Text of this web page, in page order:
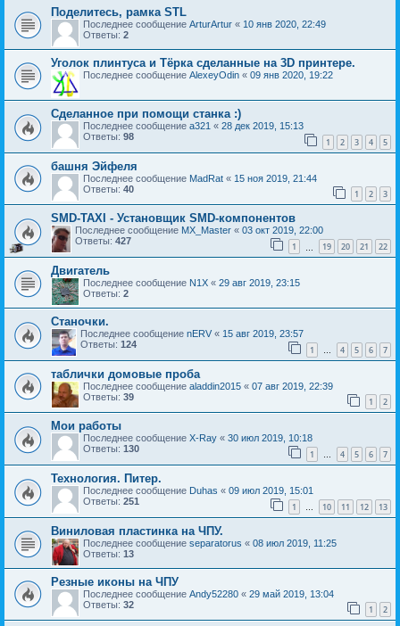
Поделитесь, рамка STL
Последнее сообщение ArturArtur « 10 янв 2020, 22:49
Ответы: 2
Уголок плинтуса и Тёрка сделанные на 3D принтере.
Последнее сообщение AlexeyOdin « 09 янв 2020, 19:22
Сделанное при помощи станка :)
Последнее сообщение a321 « 28 дек 2019, 15:13
Ответы: 98 1 2 3 4 5
башня Эйфеля
Последнее сообщение MadRat « 15 ноя 2019, 21:44
Ответы: 40 1 2 3
SMD-TAXI - Установщик SMD-компонентов
Последнее сообщение MX_Master « 03 окт 2019, 22:00
Ответы: 427 1 19 20 21 22
Двигатель
Последнее сообщение N1X « 29 авг 2019, 23:15
Ответы: 2
Станочки.
Последнее сообщение nERV « 15 авг 2019, 23:57
Ответы: 124 1 … 4 5 6 7
таблички домовые проба
Последнее сообщение aladdin2015 « 07 авг 2019, 22:39
Ответы: 39 1 2
Мои работы
Последнее сообщение X-Ray « 30 июл 2019, 10:18
Ответы: 130 1 … 4 5 6 7
Технология. Питер.
Последнее сообщение Duhas « 09 июл 2019, 15:01
Ответы: 251 1 … 10 11 12 13
Виниловая пластинка на ЧПУ.
Последнее сообщение separatorus « 08 июл 2019, 11:25
Ответы: 13
Резные иконы на ЧПУ
Последнее сообщение Andy52280 « 29 май 2019, 13:04
Ответы: 32 1 2